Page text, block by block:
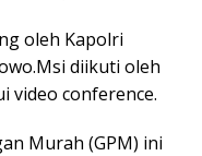
oleh Kapolri
diikuti oleh
video conference.
Murah (GPM) ini